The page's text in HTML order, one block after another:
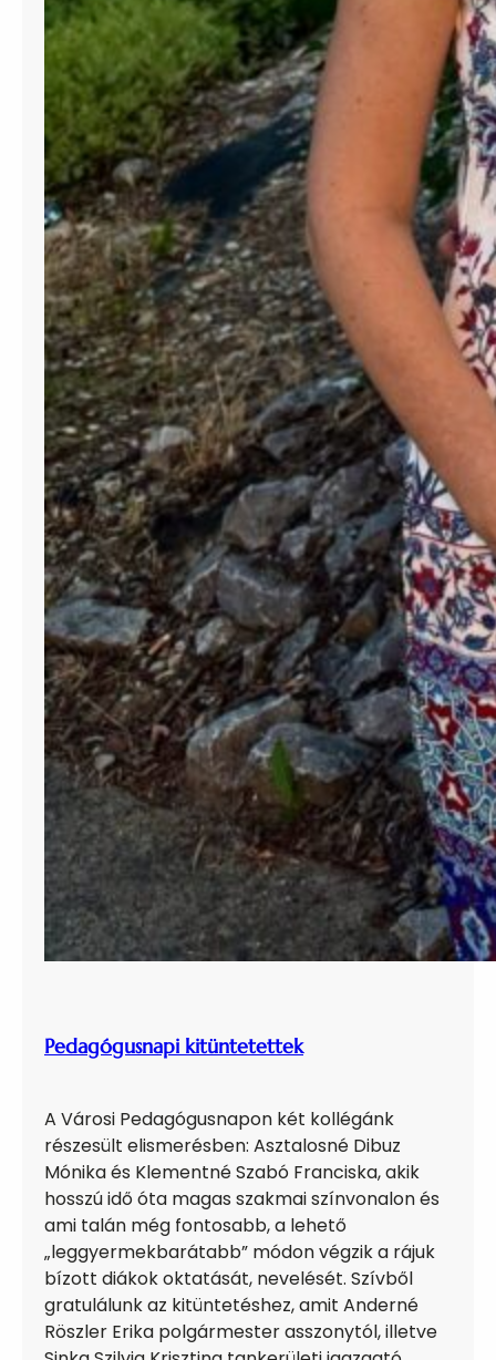
Pedagógusnapi kitüntetettek
A Városi Pedagógusnapon két kollégánk
részesült elismerésben: Asztalosné Dibuz
Mónika és Klementné Szabó Franciska, akik
hosszú idő óta magas szakmai színvonalon és
ami talán még fontosabb, a lehető
„leggyermekbarátabb” módon végzik a rájuk
bízott diákok oktatását, nevelését. Szívből
gratulálunk az kitüntetéshez, amit Anderné
Röszler Erika polgármester asszonytól, illetve